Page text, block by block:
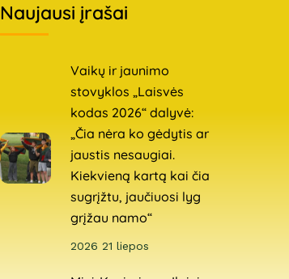
Naujausi įrašai
Vaikų ir jaunimo
stovyklos „Laisvės
kodas 2026“ dalyvė:
„Čia nėra ko gėdytis ar
jaustis nesaugiai.
Kiekvieną kartą kai čia
sugrįžtu, jaučiuosi lyg
grįžau namo“
2026 21 liepos